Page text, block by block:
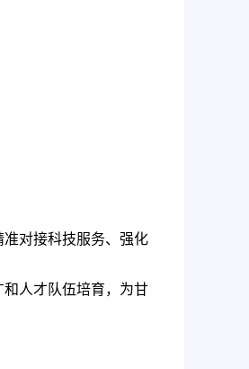
对接科技服务、强化
人才队伍培育，为甘